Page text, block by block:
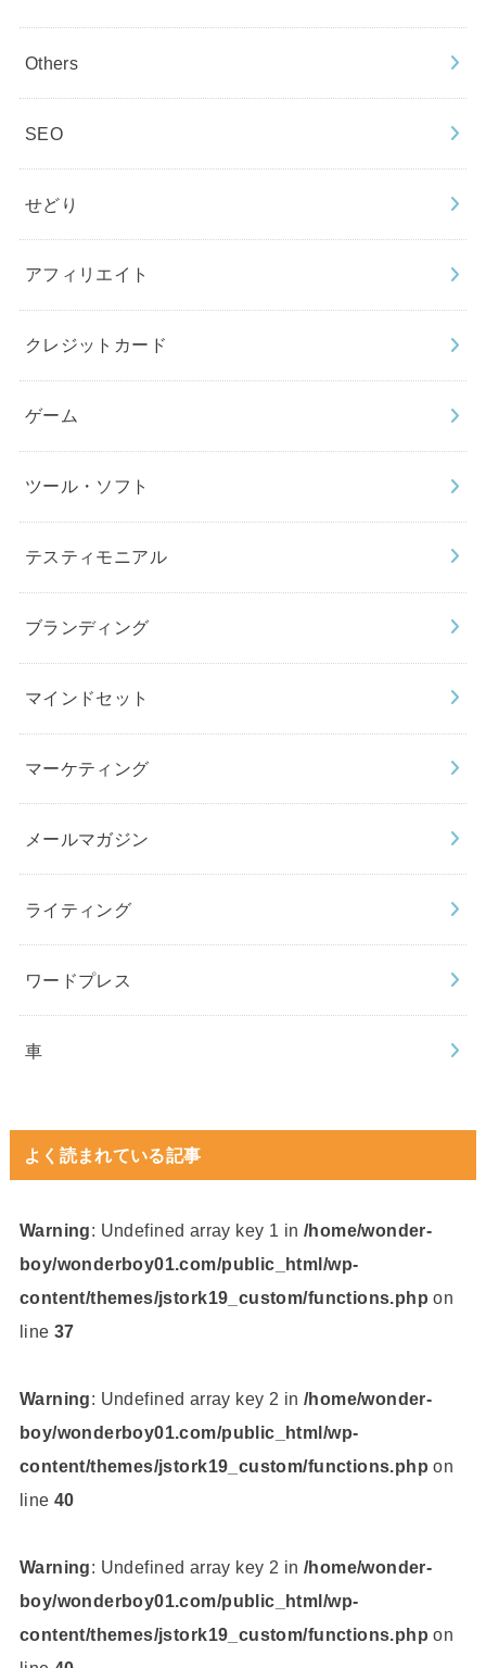
Others
SEO
せどり
アフィリエイト
クレジットカード
ゲーム
ツール・ソフト
テスティモニアル
ブランディング
マインドセット
マーケティング
メールマガジン
ライティング
ワードプレス
車
よく読まれている記事
Warning: Undefined array key 1 in /home/wonder-
boy/wonderboy01.com/public_html/wp-
content/themes/jstork19_custom/functions.php on
line 37
Warning: Undefined array key 2 in /home/wonder-
boy/wonderboy01.com/public_html/wp-
content/themes/jstork19_custom/functions.php on
line 40
Warning: Undefined array key 2 in /home/wonder-
boy/wonderboy01.com/public_html/wp-
content/themes/jstork19_custom/functions.php on